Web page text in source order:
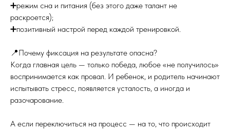
➕режим сна и питания (без этого даже талант не
раскроется);
➕позитивный настрой перед каждой тренировкой.
📍Почему фиксация на результате опасна?
Когда главная цель — только победа, любое «не получилось»
воспринимается как провал. И ребенок, и родитель начинают
испытывать стресс, появляется усталость, а иногда и
разочарование.
А если переключиться на процесс — на то, что происходит